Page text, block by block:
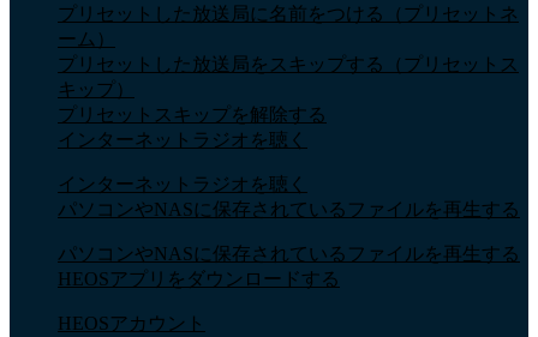
プリセットした放送局に名前をつける（プリセットネ
ーム）
プリセットした放送局をスキップする（プリセットス
キップ）
プリセットスキップを解除する
インターネットラジオを聴く
インターネットラジオを聴く
パソコンやNASに保存されているファイルを再生する
パソコンやNASに保存されているファイルを再生する
HEOSアプリをダウンロードする
HEOSアカウント